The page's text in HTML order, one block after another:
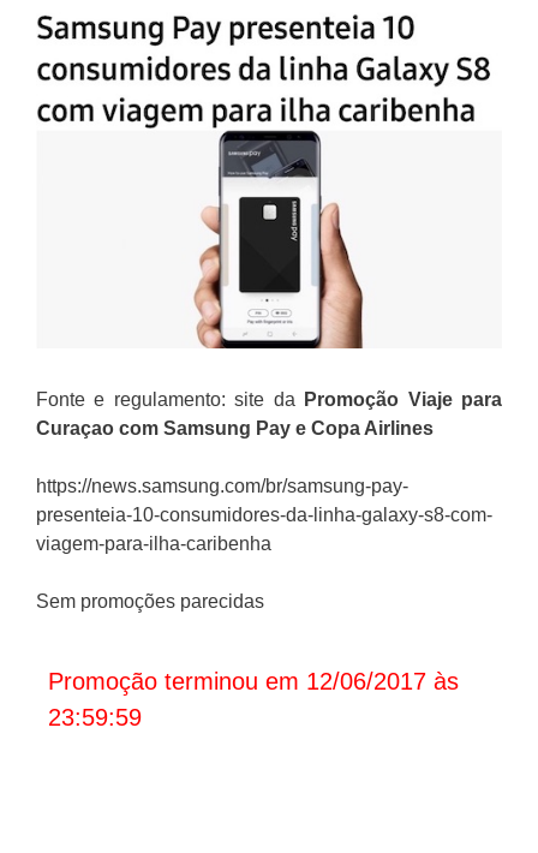
Fonte e regulamento: site da Promoção Viaje para
Curaçao com Samsung Pay e Copa Airlines
https://news.samsung.com/br/samsung-pay-
presenteia-10-consumidores-da-linha-galaxy-s8-com-
viagem-para-ilha-caribenha
Sem promoções parecidas
Promoção terminou em 12/06/2017 às
23:59:59